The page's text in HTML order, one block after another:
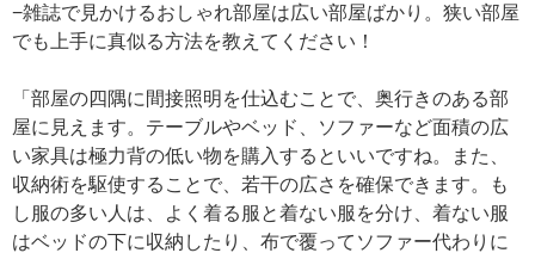
−雑誌で見かけるおしゃれ部屋は広い部屋ばかり。狭い部屋
でも上手に真似る方法を教えてください！
「部屋の四隅に間接照明を仕込むことで、奥行きのある部
屋に見えます。テーブルやベッド、ソファーなど面積の広
い家具は極力背の低い物を購入するといいですね。また、
収納術を駆使することで、若干の広さを確保できます。も
し服の多い人は、よく着る服と着ない服を分け、着ない服
はベッドの下に収納したり、布で覆ってソファー代わりに